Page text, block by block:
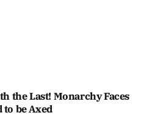
the Last! Monarchy Faces
to be Axed